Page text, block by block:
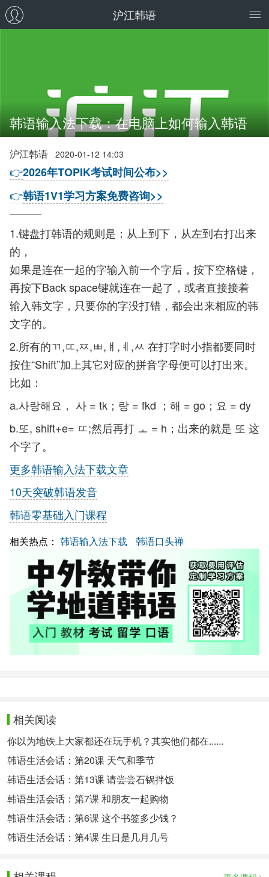
沪江韩语
韩语输入法下载：在电脑上如何输入韩语
沪江韩语 2020-01-12 14:03
👉2026年TOPIK考试时间公布>>
👉韩语1V1学习方案免费咨询>>
1.键盘打韩语的规则是：从上到下，从左到右打出来
的，
如果是连在一起的字输入前一个字后，按下空格键，
再按下Back space键就连在一起了，或者直接接着
输入韩文字，只要你的字没打错，都会出来相应的韩
文字的。
2.所有的ㄲ,ㄸ,ㅉ,ㅃ,ㅒ,ㅖ,ㅆ 在打字时小指都要同时
按住“Shift”加上其它对应的拼音字母便可以打出来。
比如：
a.사랑해요， 사 = tk；랑 = fkd ；해 = go；요 = dy
b.또, shift+e= ㄸ;然后再打 ㅗ = h；出来的就是 또 这
个字了。
更多韩语输入法下载文章
10天突破韩语发音
韩语零基础入门课程
相关热点： 韩语输入法下载 韩语口头禅
相关阅读
你以为地铁上大家都还在玩手机？其实他们都在......
韩语生活会话：第20课 天气和季节
韩语生活会话：第13课 请尝尝石锅拌饭
韩语生活会话：第7课 和朋友一起购物
韩语生活会话：第6课 这个书签多少钱？
韩语生活会话：第4课 生日是几月几号